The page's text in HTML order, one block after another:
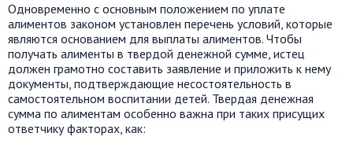
Одновременно с основным положением по уплате
алиментов законом установлен перечень условий, которые
являются основанием для выплаты алиментов. Чтобы
получать алименты в твердой денежной сумме, истец
должен грамотно составить заявление и приложить к нему
документы, подтверждающие несостоятельность в
самостоятельном воспитании детей. Твердая денежная
сумма по алиментам особенно важна при таких присущих
ответчику факторах, как: